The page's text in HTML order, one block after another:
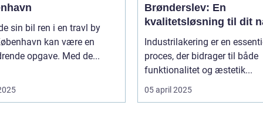
sin bil ren i en travl by
kan være en
opgave. Med de...
Brønderslev: En
kvalitetsløsning til dit
projekt
Industrilakering er en
proces, der bidrager til både
funktionalitet og æstetik...
05 april 2025